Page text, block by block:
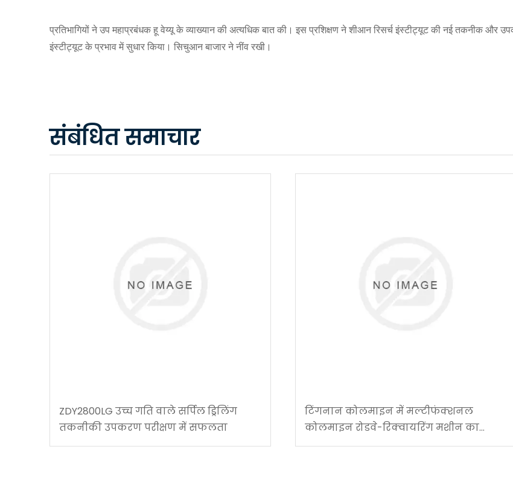
प्रतिभागियों ने उप महाप्रबंधक हू वेय्यू के व्याख्यान की अत्यधिक बात की। इस प्रशिक्षण ने शीआन रिसर्च इंस्टीट्यूट की नई तकनीक और
इंस्टीट्यूट के प्रभाव में सुधार किया। सिचुआन बाजार ने नींव रखी।
संबंधित समाचार
ZDY2800LG उच्च गति वाले सर्पिल ड्रिलिंग
तकनीकी उपकरण परीक्षण में सफलता
टिंगनान कोलमाइन में मल्टीफंक्शनल
कोलमाइन रोडवे-रिक्वायरिंग मशीन का
सफल अनुप्रयोग